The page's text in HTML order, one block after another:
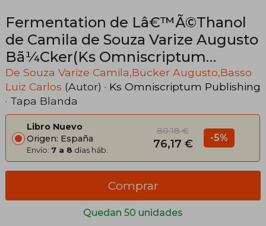
Fermentation de Lâ€™Ã©Thanol
de Camila de Souza Varize Augusto
Bã¼Cker(Ks Omniscriptum
Publishing) (en Francés)
De Souza Varize Camila,Bücker Augusto,Basso
Luiz Carlos (Autor) · Ks Omniscriptum Publishing
· Tapa Blanda
Libro Nuevo
Origen: España
Envío: 7 a 8 días háb.
80,18 €
76,17 € -5%
Quedan 50 unidades
Comprar